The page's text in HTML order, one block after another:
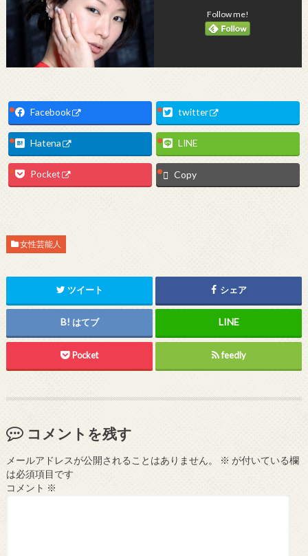
Follow me!
Facebook twitter
Hatena LINE
Pocket Copy
女性芸能人
ツイート シェア
はてブ
Pocket feedly
コメントを残す
メールアドレスが公開されることはありません。 ※ が付いている欄
は必須項目です
コメント ※